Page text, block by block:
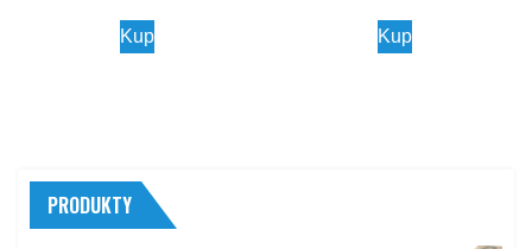
Kup Kup
PRODUKTY